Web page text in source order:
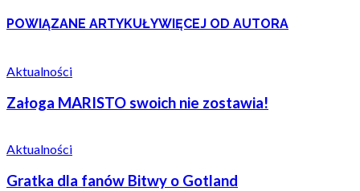
POWIĄZANE ARTYKUŁYWIĘCEJ OD AUTORA
Aktualności
Załoga MARISTO swoich nie zostawia!
Aktualności
Gratka dla fanów Bitwy o Gotland